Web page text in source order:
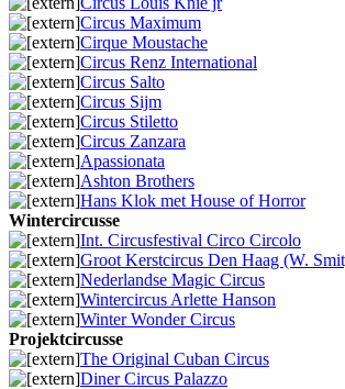
Circus Maximum
Cirque Moustache
Circus Renz International
Circus Salto
Circus Sijm
Circus Stiletto
Circus Zanzara
Apassionata
Ashton Brothers
Hans Klok met House of Horror
Wintercircusse
Int. Circusfestival Circo Circolo
Groot Kerstcircus Den Haag (W.
Nederlandse Magic Circus
Wintercircus Arlette Hanson
Winter Wonder Circus
Projektcircusse
The Original Cuban Circus
Diner Circus Palazzo